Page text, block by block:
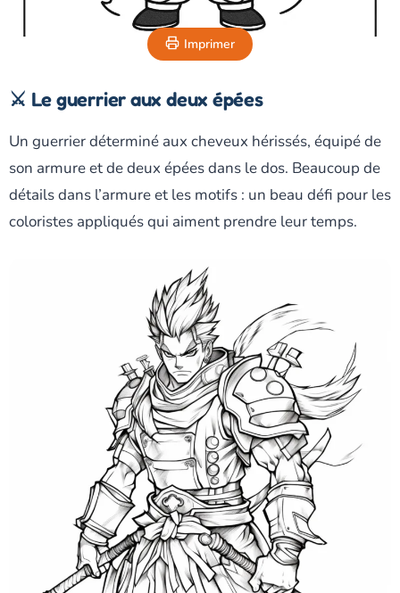
Imprimer
⚔️ Le guerrier aux deux épées
Un guerrier déterminé aux cheveux hérissés, équipé de
son armure et de deux épées dans le dos. Beaucoup de
détails dans l’armure et les motifs : un beau défi pour les
coloristes appliqués qui aiment prendre leur temps.